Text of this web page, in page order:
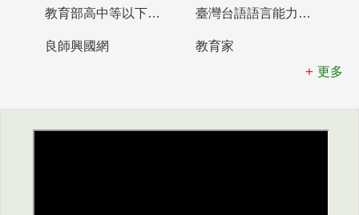
教育部高中等以下學校及幼兒園教師資格檢定考試 臺灣台語語言能力認證網站
良師興國網
教育家
更多